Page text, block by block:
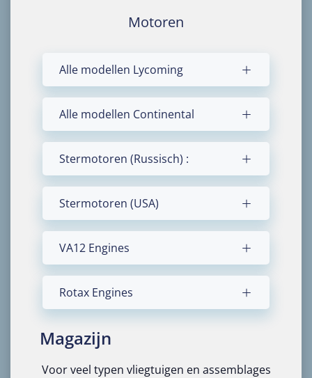
Motoren
Alle modellen Lycoming
Alle modellen Continental
Stermotoren (Russisch) :
Stermotoren (USA)
VA12 Engines
Rotax Engines
Magazijn
Voor veel typen vliegtuigen en assemblages